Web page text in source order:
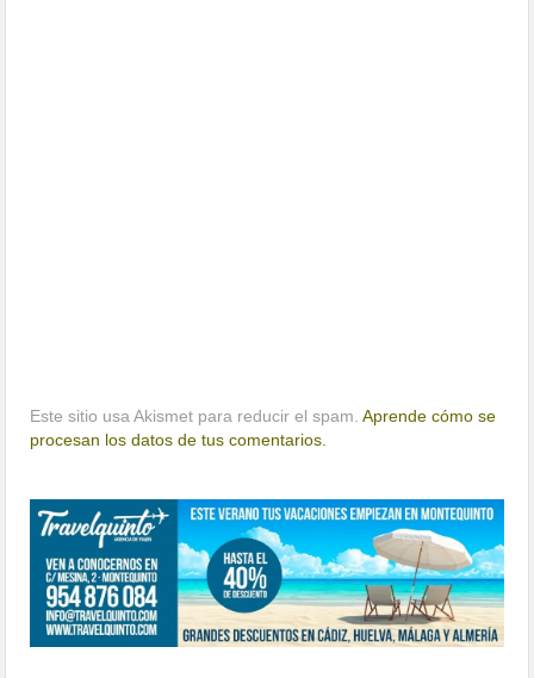
Este sitio usa Akismet para reducir el spam.Aprende cómo se
procesan los datos de tus comentarios.